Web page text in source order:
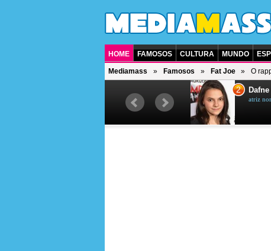
HOME FAMOSOS CULTURA MUNDO
Mediamass Famosos Fat Joe O
2
atriz